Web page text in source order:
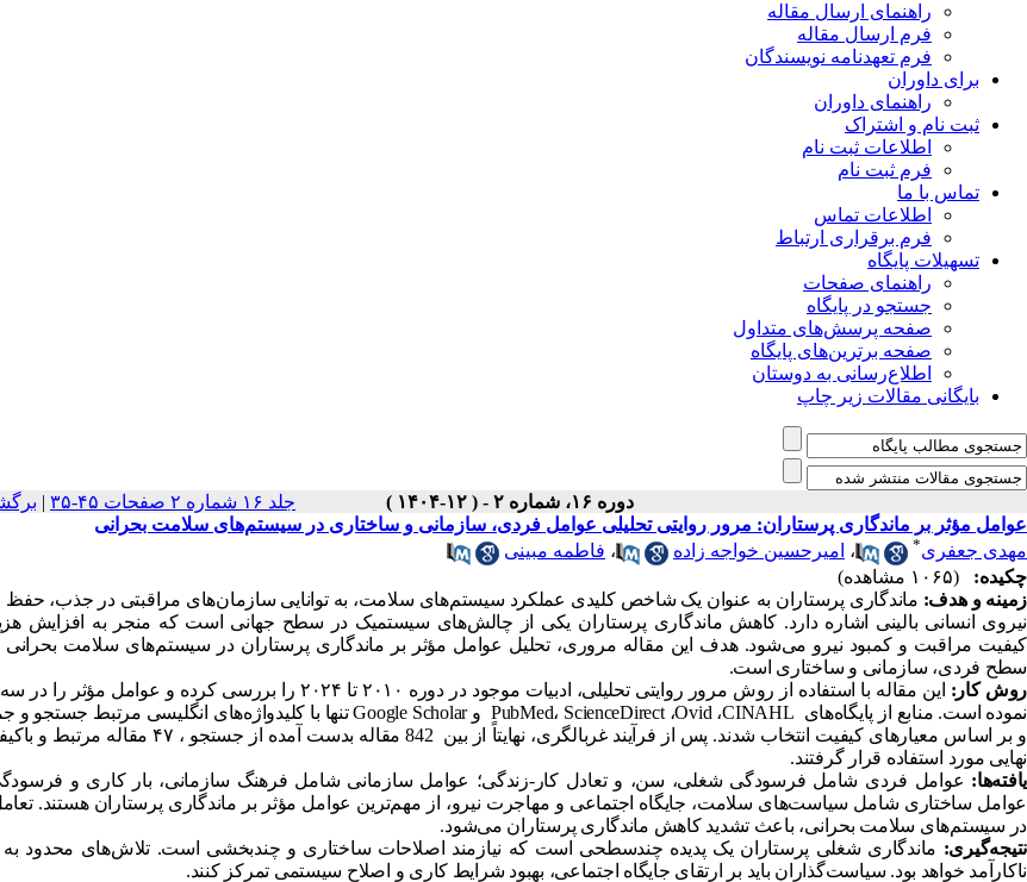
راهنمای ارسال مقاله
فرم ارسال مقاله
فرم تعهدنامه نویسندگان
برای داوران
راهنمای داوران
ثبت نام و اشتراک
اطلاعات ثبت نام
فرم ثبت نام
تماس با ما
اطلاعات تماس
فرم برقراری ارتباط
تسهیلات پایگاه
راهنمای صفحات
جستجو در پایگاه
صفحه پرسش‌های متداول
صفحه برترین‌های پایگاه
اطلاع‌رسانی به دوستان
بایگانی مقالات زیر چاپ
دوره ۱۶، شماره ۲ - ( ۱۲-۱۴۰۴ ) جلد ۱۶ شماره ۲ صفحات ۴۵-۳۵ |
عوامل مؤثر بر ماندگاری پرستاران: مرور روایتی تحلیلی عوامل فردی، سازمانی و ساختاری در سیستم‌های سلامت بحرانی
مهدی جعفری* ، امیرحسین خواجه زاده ، فاطمه مبینی
چکیده:
(۱۰۶۵ مشاهده)
زمینه و هدف: ماندگاری پرستاران به عنوان یک شاخص کلیدی عملکرد سیستم‌های سلامت، به توانایی سازمان‌های مراقبتی در جذب، حفظ و
نیروی انسانی بالینی اشاره دارد. کاهش ماندگاری پرستاران یکی از چالش‌های سیستمیک در سطح جهانی است که منجر به افزایش
کیفیت مراقبت و کمبود نیرو می‌شود. هدف این مقاله مروری، تحلیل عوامل مؤثر بر ماندگاری پرستاران در سیستم‌های سلامت
سطح فردی، سازمانی و ساختاری است.
روش کار : این مقاله با استفاده از روش مرور روایتی تحلیلی، ادبیات موجود در دوره ۲۰۱۰ تا ۲۰۲۴ را بررسی کرده و عوامل مؤثر را در
نموده است. منابع از پایگاه‌های
، ScienceDirect ،Ovid ،CINAHL و Google Scholar
تنها با کلیدواژه‌های انگلیسی مرتبط جستجو و
و بر اساس معیارهای کیفیت انتخاب شدند. پس از فرآیند غربالگری، نهایتاً از بین 842 مقاله بدست آمده از جستجو ،
۴۷مقاله مرتبط و
نهایی مورد استفاده قرار گرفتند.
یافته‌ها: عوامل فردی شامل فرسودگی شغلی، سن، و تعادل کار-زندگی؛ عوامل سازمانی شامل فرهنگ سازمانی، بار کاری و
عوامل ساختاری شامل سیاست‌های سلامت، جایگاه اجتماعی و مهاجرت نیرو، از مهم‌ترین عوامل مؤثر بر ماندگاری پرستاران هستند.
در سیستم‌های سلامت بحرانی، باعث تشدید کاهش ماندگاری پرستاران می‌شود.
نتیجه‌گیری: ماندگاری شغلی پرستاران یک پدیده چندسطحی است که نیازمند اصلاحات ساختاری و چندبخشی است. تلاش‌های محدود
ناکارآمد خواهد بود. سیاست‌گذاران باید بر ارتقای جایگاه اجتماعی، بهبود شرایط کاری و اصلاح سیستمی تمرکز کنند.